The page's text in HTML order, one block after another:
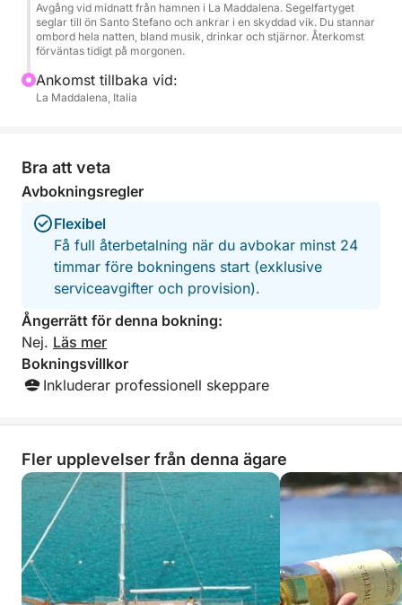
En öppen bar finns tillgänglig under hela
kryssningen, med prosecco, viner, cocktails och läsk
som serveras av personalen ombord. En upplevelse
utformad för par, vänner eller små grupper som
Avgång vid midnatt från hamnen i La Maddalena. Segelfartyget
seglar till ön Santo Stefano och ankrar i en skyddad vik. Du stannar
ombord hela natten, bland musik, drinkar och stjärnor. Återkomst
förväntas tidigt på morgonen.
Ankomst tillbaka vid:
La Maddalena, Italia
Bra att veta
Avbokningsregler
Flexibel
Få full återbetalning när du avbokar minst 24
timmar före bokningens start (exklusive
serviceavgifter och provision).
Ångerrätt för denna bokning:
Nej. Läs mer
Bokningsvillkor
Inkluderar professionell skeppare
Fler upplevelser från denna ägare